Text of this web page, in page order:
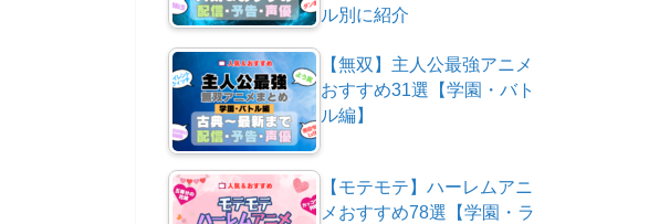
ル別に紹介
【無双】主人公最強アニメ
おすすめ31選【学園・バト
ル編】
【モテモテ】ハーレムアニ
メおすすめ78選【学園・ラ